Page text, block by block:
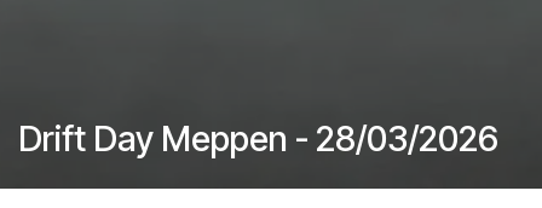
Drift Day Meppen - 28/03/2026